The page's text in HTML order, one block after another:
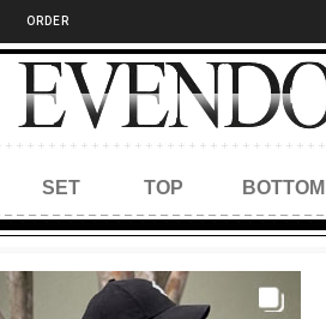
ORDER
SET TOP BOTTOM